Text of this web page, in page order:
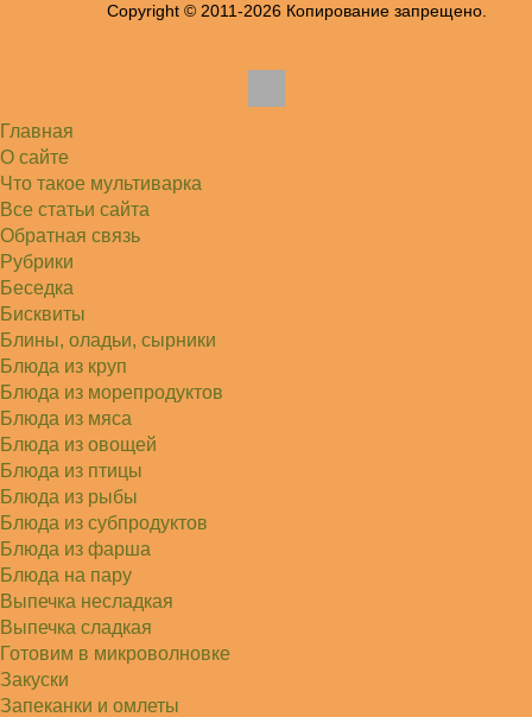
Жанна
и сырую курочку, и…
Света
Советую простой рецепт как готовили наши
бабушки, на 5 минут…
Copyright © 2011-2026 Копирование запрещено.
Главная
О сайте
Что такое мультиварка
Все статьи сайта
Обратная связь
Рубрики
Беседка
Бисквиты
Блины, оладьи, сырники
Блюда из круп
Блюда из морепродуктов
Блюда из мяса
Блюда из овощей
Блюда из птицы
Блюда из рыбы
Блюда из субпродуктов
Блюда из фарша
Блюда на пару
Выпечка несладкая
Выпечка сладкая
Готовим в микроволновке
Закуски
Запеканки и омлеты